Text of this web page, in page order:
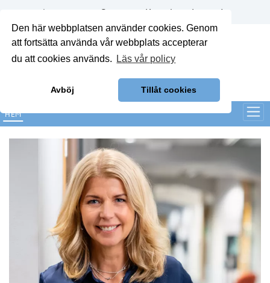
Den här webbplatsen använder cookies. Genom
att fortsätta använda vår webbplats accepterar
du att cookies används.
Läs vår policy
Avböj Tillåt cookies
Annonsera Om oss Kontakt Logga in
HEM